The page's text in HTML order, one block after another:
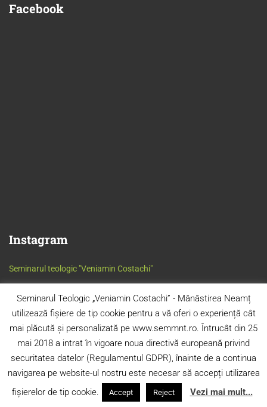
Facebook
Instagram
Seminarul teologic "Veniamin Costachi"
© 2024 S.T.O. „Veniamin Costachi” - Mânăstirea Neamț. Toate
drepturile rezervate.
Seminarul Teologic „Veniamin Costachi” - Mânăstirea Neamț
utilizează fișiere de tip cookie pentru a vă oferi o experiență cât
mai plăcută și personalizată pe www.semmnt.ro. Întrucât din 25
mai 2018 a intrat în vigoare noua directivă europeană privind
securitatea datelor (Regulamentul GDPR), înainte de a continua
navigarea pe website-ul nostru este necesar să accepți utilizarea
fișierelor de tip cookie.
Accept Reject Vezi mai mult...